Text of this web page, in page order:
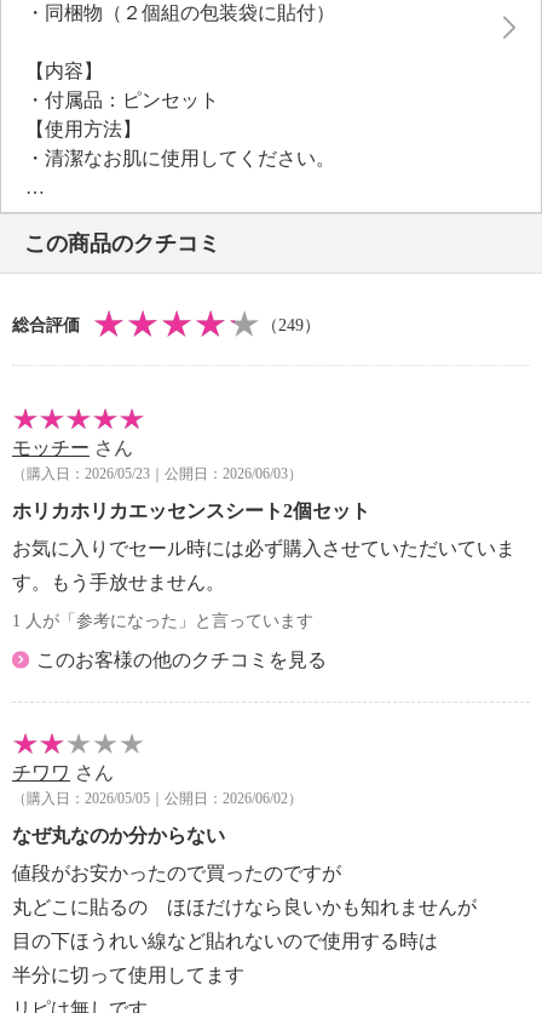
・同梱物（２個組の包装袋に貼付）
【内容】
・付属品：ピンセット
【使用方法】
・清潔なお肌に使用してください。
・ピンセットが入っています。
・衛生的にお使い頂けるよう、付属のピンセットをお
使いください。
・ご使用後、清潔に保管してください。
・シートを頬やおでこなどにおき、貼り付け、指の腹
で密着させます。１０分程度おいてからシートを剥が
い。
＜拭き取りシートとして＞
・頬やおでこなど、キメにそって優しく拭き取りま
す。お肌に残った美容液は肌になじませてください。
＜スペシャルケア＞
・シートを頬やおでこなどにおき、貼り付け、指の腹
で密着させます。１０分程度おいてから剥がしたシー
トでキメにそって拭き取ってください。古くなった角
質をお手入れします。お肌に残った美容液は肌になじ
・ご使用前に、内蓋のアルミフィルムをはがし、使用
後はキャップをしっかりと閉めて保管してください。
移動の際には容器を傾けないようにご注意ください。
【全成分】
ル、水、ＢＧ、ベタイン、ＤＰＧ、パンテノール、加
水分解ヒアルロン酸、マデカッソシド、キシリチルグ
ルコシド、無水キシリトール、キシリトール、ルリジ
サエキス、ヤグルマギク花エキス、カミツレ花／葉エ
キス、ヒアシンスエキス、ラベンダー花水、オニサル
この商品のクチコミ
総合評価 （249）
モッチー さん
（購入日：2026/05/23｜公開日：2026/06/03）
ホリカホリカエッセンスシート2個セット
お気に入りでセール時には必ず購入させていただいていま
す。もう手放せません。
1 人が「参考になった」と言っています
このお客様の他のクチコミを見る
チワワ さん
（購入日：2026/05/05｜公開日：2026/06/02）
なぜ丸なのか分からない
値段がお安かったので買ったのですが
丸どこに貼るの ほほだけなら良いかも知れませんが
目の下ほうれい線など貼れないので使用する時は
半分に切って使用してます
リピは無しです